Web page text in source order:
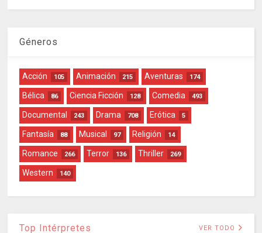
Géneros
Acción 105 Animación 215 Aventuras 174
Bélica 86 Ciencia Ficción 128 Comedia 493
Documental 243 Drama 708 Erótica 5
Fantasía 88 Musical 97 Religión 14
Romance 266 Terror 136 Thriller 269
Western 140
Top Intérpretes VER TODO